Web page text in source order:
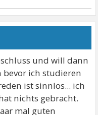
und will dann
bevor ich studieren
ist sinnlos... ich
nichts gebracht.
mal guten